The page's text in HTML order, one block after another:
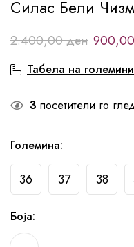
Силас Бели
2.400,00ден 900,00
Табела на големини
3 посетители го
Големина:
36 37 38
Боја: